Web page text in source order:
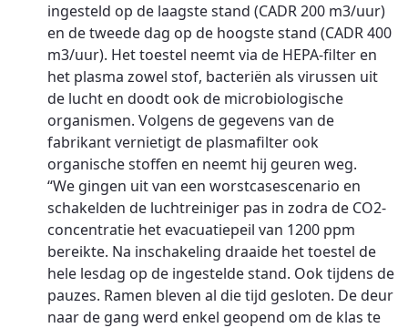
ingesteld op de laagste stand (CADR 200 m3/uur)
en de tweede dag op de hoogste stand (CADR 400
m3/uur). Het toestel neemt via de HEPA-filter en
het plasma zowel stof, bacteriën als virussen uit
de lucht en doodt ook de microbiologische
organismen. Volgens de gegevens van de
fabrikant vernietigt de plasmafilter ook
organische stoffen en neemt hij geuren weg.
“We gingen uit van een worstcasescenario en
schakelden de luchtreiniger pas in zodra de CO2-
concentratie het evacuatiepeil van 1200 ppm
bereikte. Na inschakeling draaide het toestel de
hele lesdag op de ingestelde stand. Ook tijdens de
pauzes. Ramen bleven al die tijd gesloten. De deur
naar de gang werd enkel geopend om de klas te